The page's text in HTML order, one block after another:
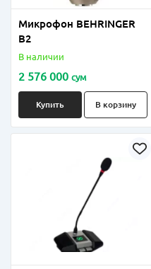
Микрофон BEHRINGER
B2
В наличии
2 576 000 сум
Купить В корзину